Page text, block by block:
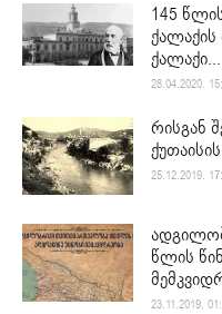
145
ქალაქი...
28.04.2020.
რისგან
25.12.2019.
წლის
23.11.2019.